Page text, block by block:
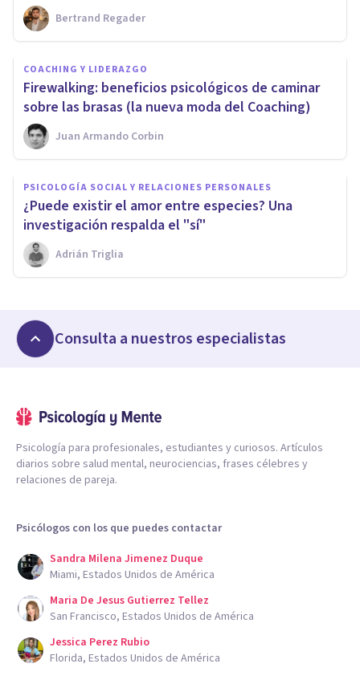
Bertrand Regader
COACHING Y LIDERAZGO
Firewalking: beneficios psicológicos de caminar
sobre las brasas (la nueva moda del Coaching)
Juan Armando Corbin
PSICOLOGÍA SOCIAL Y RELACIONES PERSONALES
¿Puede existir el amor entre especies? Una
investigación respalda el "sí"
Adrián Triglia
Consulta a nuestros especialistas
Psicología para profesionales, estudiantes y curiosos. Artículos
diarios sobre salud mental, neurociencias, frases célebres y
relaciones de pareja.
Psicólogos con los que puedes contactar
Sandra Milena Jimenez Duque
Miami, Estados Unidos de América
Maria De Jesus Gutierrez Tellez
San Francisco, Estados Unidos de América
Jessica Perez Rubio
Florida, Estados Unidos de América